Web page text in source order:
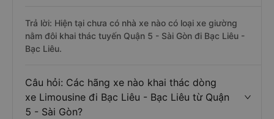
Trả lời: Hiện tại chưa có nhà xe nào có loại xe giường
nằm đôi khai thác tuyến Quận 5 - Sài Gòn đi Bạc Liêu -
Bạc Liêu.
Câu hỏi: Các hãng xe nào khai thác dòng
xe Limousine đi Bạc Liêu - Bạc Liêu từ Quận
5 - Sài Gòn?